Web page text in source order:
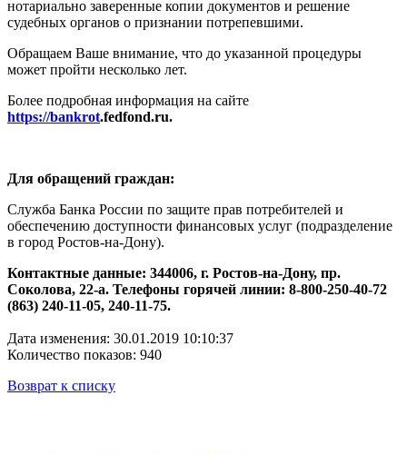
нотариально заверенные копии документов и решение
судебных органов о признании потрепевшими.
Обращаем Ваше внимание, что до указанной процедуры
может пройти несколько лет.
Более подробная информация на сайте
https://bankrot.fedfond.ru.
Для обращений граждан:
Служба Банка России по защите прав потребителей и
обеспечению доступности финансовых услуг (подразделение
в город Ростов-на-Дону).
Контактные данные: 344006, г. Ростов-на-Дону, пр.
Соколова, 22-а. Телефоны горячей линии: 8-800-250-40-72
(863) 240-11-05, 240-11-75.
Дата изменения: 30.01.2019 10:10:37
Количество показов: 940
Возврат к списку